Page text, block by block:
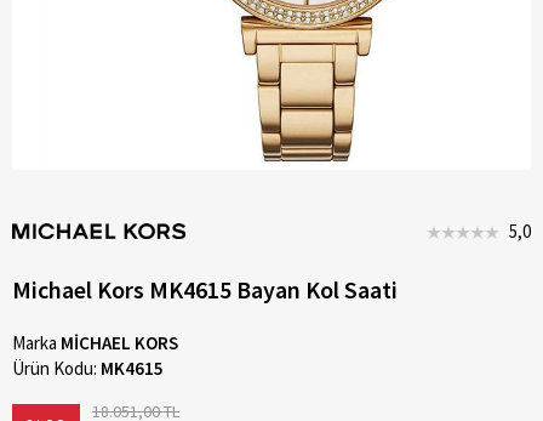
5,0
Michael Kors MK4615 Bayan Kol Saati
Marka MİCHAEL KORS
Ürün Kodu: MK4615
18.051,00 TL